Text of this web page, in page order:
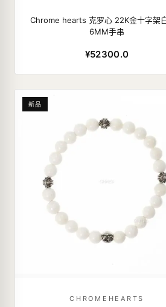
Chrome hearts 克罗心 22K金十字架
6MM手串
¥52300.0
新品
CHROMEHEARTS